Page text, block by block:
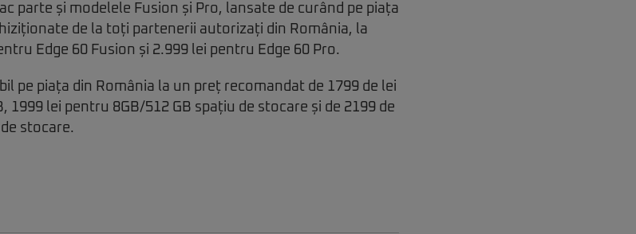
parte și modelele Fusion și Pro, lansate de curând pe piața
de la toți partenerii autorizați din România, la
Edge 60 Fusion și 2.999 lei pentru Edge 60 Pro.
pe piața din România la un preț recomandat de 1799 de lei
1999 lei pentru 8GB/512 GB spațiu de stocare și de 2199 de
stocare.